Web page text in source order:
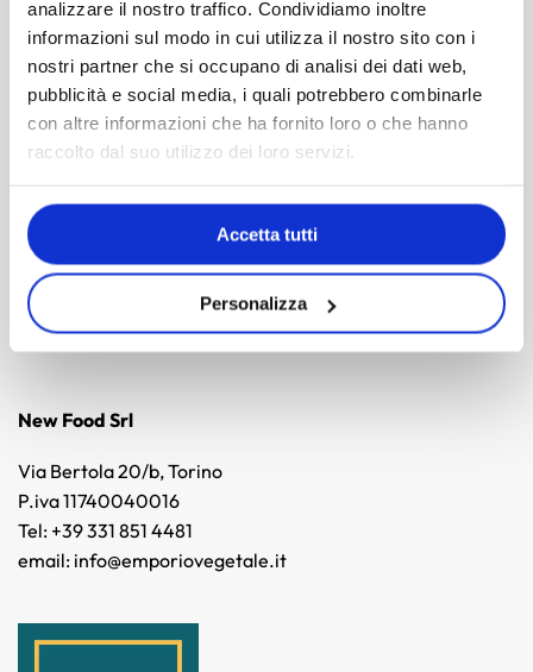
analizzare il nostro traffico. Condividiamo inoltre
informazioni sul modo in cui utilizza il nostro sito con i
nostri partner che si occupano di analisi dei dati web,
pubblicità e social media, i quali potrebbero combinarle
con altre informazioni che ha fornito loro o che hanno
raccolto dal suo utilizzo dei loro servizi.
Accetta tutti
Personalizza
Go To Shop
Sei un Professionista?
La Dispensa • Il Blog
Antonio Chiodi Latini
Supporto
Cookie Policy
Termini e condizioni di vendita
Traccia il mio ordine
Erogazioni Pubbliche
New Food Srl
Via Bertola 20/b, Torino
P.iva 11740040016
Tel: +39 331 851 4481
email: info@emporiovegetale.it